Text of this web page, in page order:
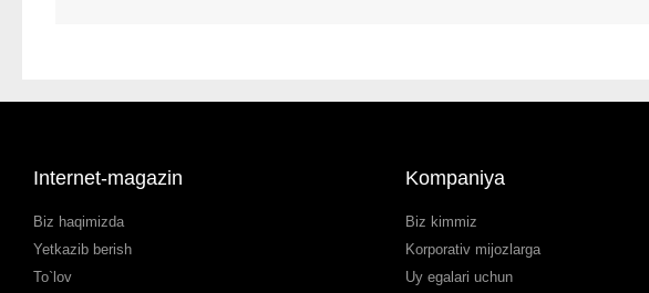
Internet-magazin
Biz haqimizda
Yetkazib berish
To`lov
Kompaniya
Biz kimmiz
Korporativ mijozlarga
Uy egalari uchun